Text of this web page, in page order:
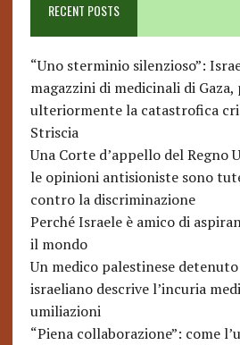
RECENT POSTS
“Uno sterminio silenzioso”:
magazzini di medicinali di
ulteriormente la catastrofica
Striscia
Una Corte d’appello del Regno
le opinioni antisioniste sono
contro la discriminazione
Perché Israele è amico di
il mondo
Un medico palestinese
israeliano descrive l’incuria
umiliazioni
“Piena collaborazione”: come